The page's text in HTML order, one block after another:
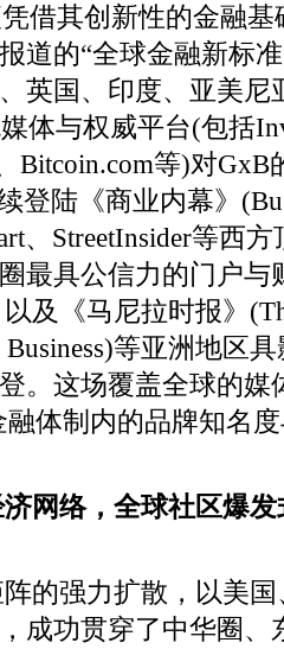
借其创新性的金融
道的“全球金融新标
英国、印度、亚美尼
体与权威平台(包括
Bitcoin.com等)对
登陆《商业内幕》
、StreetInsider等西
最具公信力的门户与
及《马尼拉时报》
Business)等亚洲地区
。这场覆盖全球的媒
融体制内的品牌知名
网络，全球社区爆
的强力扩散，以美
成功贯穿了中华圈、